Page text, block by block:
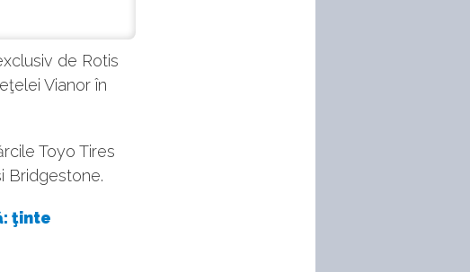
de Rotis
Vianor în
Toyo Tires
Bridgestone.
ţinte